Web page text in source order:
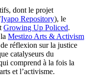
dont le projet
Iyapo Repository), le
Growing Up Policed.
Mestizo Arts & Activism
réflexion sur la justice
catalyseurs du
comprend à la fois la
et l’activisme.